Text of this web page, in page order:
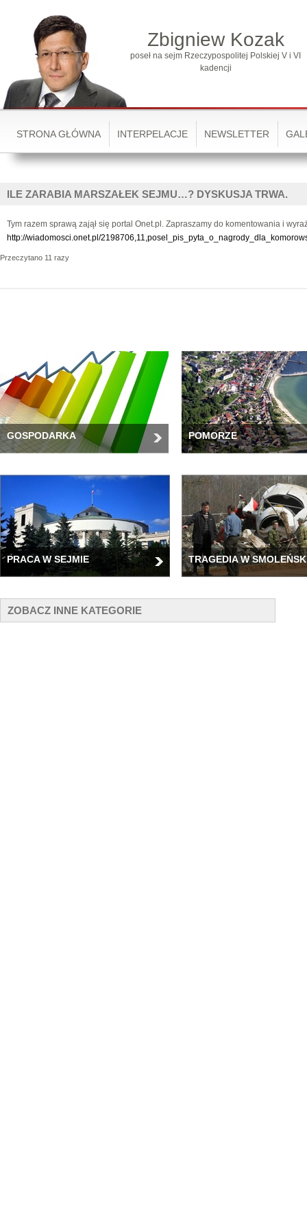
Zbigniew Kozak
poseł na sejm Rzeczypospolitej Polskiej V i VI
kadencji
STRONA GŁÓWNA INTERPELACJE NEWSLETTER
ILE ZARABIA MARSZAŁEK SEJMU…? DYSKUSJA TRWA.
Tym razem sprawą zajął się portal Onet.pl. Zapraszamy do komentowania i
http://wiadomosci.onet.pl/
Przeczytano 11 razy
GOSPODARKA POMORZE
PRACA W SEJMIE TRAGEDIA W
ZOBACZ INNE KATEGORIE